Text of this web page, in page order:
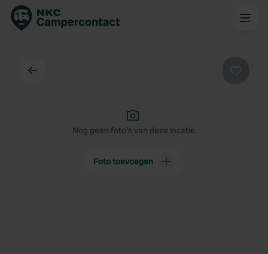
Nog geen foto's van deze locatie
Foto toevoegen